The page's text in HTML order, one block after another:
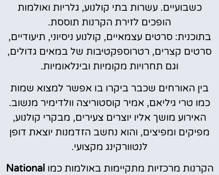
כשבועיים. עשרות בתי קולנוע, גלריות ואולמות
הופכים לזירת הקרנות תוססת.
בתוכנית: סרטים עצמאיים, קולנוע ניסיוני, תיעודיים,
סרטים קצרים, רטרוספקטיבות של במאים גדולים,
וגם תחרויות מקומיות ובינלאומיות.
בין האורחים שכבר ביקרו בו אפשר למצוא שמות
כמו טרי גיליאם, אמיר קוסטוריצה וולדימיר מנשוב.
האירוע מושך אליו יוצרים צעירים, מבקרי קולנוע,
מפיקים ומפיצים, והוא נחשב הזדמנות יוצאת דופן
לנטוורקינג מקצועי.
הקרנות מרכזיות מתקיימות באולמות כמוNational